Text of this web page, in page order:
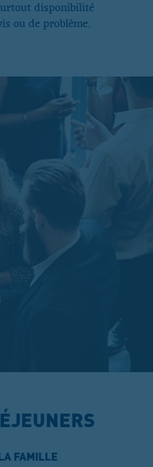
disponibilité
ou de problème.
FAMILLE